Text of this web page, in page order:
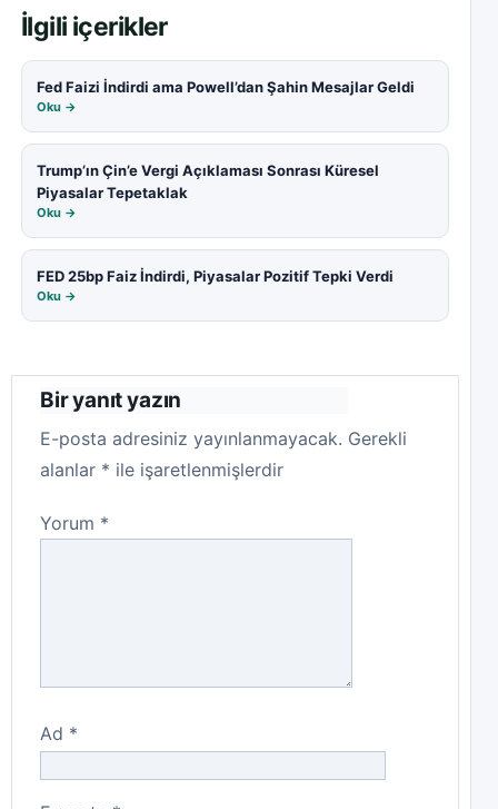
İlgili içerikler
Fed Faizi İndirdi ama Powell’dan Şahin Mesajlar Geldi
Oku →
Trump’ın Çin’e Vergi Açıklaması Sonrası Küresel
Piyasalar Tepetaklak
Oku →
FED 25bp Faiz İndirdi, Piyasalar Pozitif Tepki Verdi
Oku →
Bir yanıt yazın
E-posta adresiniz yayınlanmayacak. Gerekli
alanlar * ile işaretlenmişlerdir
Yorum *
Ad *